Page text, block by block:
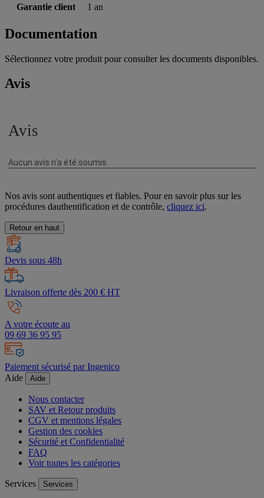
Garantie client
1 an
Documentation
Sélectionnez votre produit pour consulter les documents disponibles.
Avis
Nos avis sont authentiques et fiables. Pour en savoir plus sur les
procédures dauthentification et de contrôle, cliquez ici.
Retour en haut
Devis sous 48h
Livraison offerte dès 200 € HT
A votre écoute au
09 69 36 95 95
Paiement sécurisé par Ingenico
Aide
Aide
Nous contacter
SAV et Retour produits
CGV et mentions légales
Gestion des cookies
Sécurité et Confidentialité
FAQ
Voir toutes les catégories
Services Services